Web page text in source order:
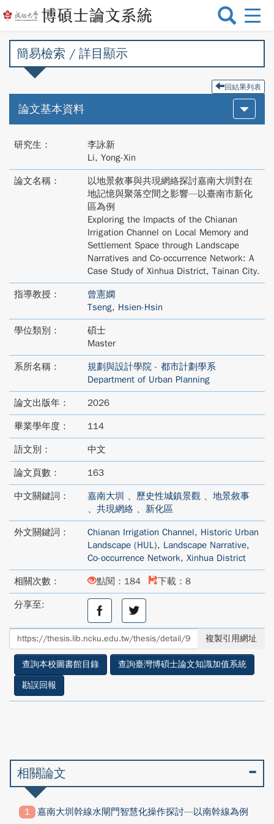
選
切
簡易檢索 / 詳目顯示
回結果列表
論文基本資料
研究生：
李詠新
Li, Yong-Xin
論文名稱：
以地景敘事與共現網絡探討嘉南大圳對在
地記憶與聚落空間之影響—以臺南市新化
區為例
Exploring the Impacts of the Chianan
Irrigation Channel on Local Memory and
Settlement Space through Landscape
Narratives and Co-occurrence Network: A
Case Study of Xinhua District, Tainan City.
指導教授：
曾憲嫻
Tseng, Hsien-Hsin
學位類別：
碩士
Master
系所名稱：
規劃與設計學院 - 都市計劃學系
Department of Urban Planning
論文出版年： 2026
畢業學年度： 114
語文別： 中文
論文頁數： 163
中文關鍵詞： 嘉南大圳 、 歷史性城鎮景觀 、 地景敘事
、 共現網絡 、 新化區
外文關鍵詞： Chianan Irrigation Channel, Historic Urban
Landscape (HUL), Landscape Narrative,
Co-occurrence Network, Xinhua District
相關次數： 點閱：184 下載：8
分享至:
分
至
facebook
分
享
至
twitter
複製引用網址
查詢本校圖書館目錄
查詢臺灣博碩士論文知識加值系統
勘誤回報
相關論文
嘉南大圳幹線水閘門智慧化操作探討—以南幹線為例